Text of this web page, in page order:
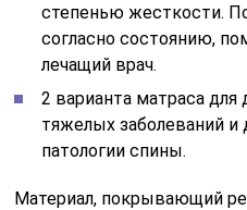
степенью жесткости.
согласно состоянию,
лечащий врач.
2 варианта матраса для
тяжелых заболеваний и
патологии спины.
Материал, покрывающий